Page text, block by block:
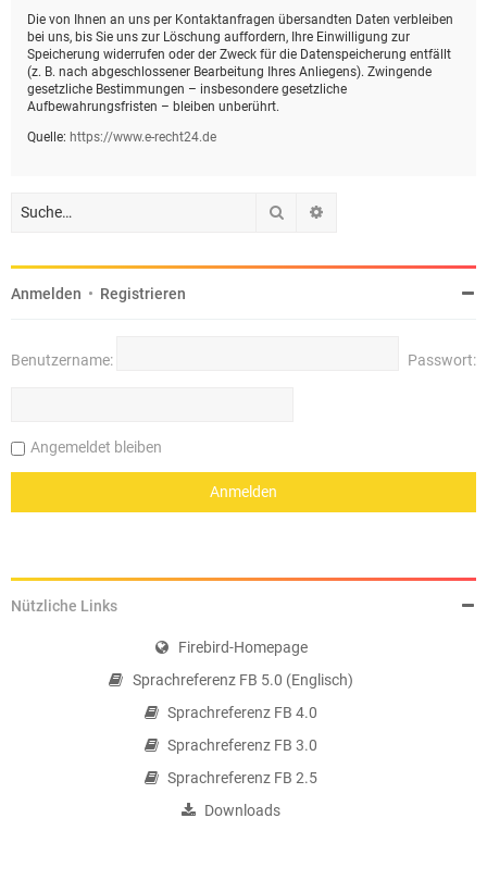
Die von Ihnen an uns per Kontaktanfragen übersandten Daten verbleiben
bei uns, bis Sie uns zur Löschung auffordern, Ihre Einwilligung zur
Speicherung widerrufen oder der Zweck für die Datenspeicherung entfällt
(z. B. nach abgeschlossener Bearbeitung Ihres Anliegens). Zwingende
gesetzliche Bestimmungen – insbesondere gesetzliche
Aufbewahrungsfristen – bleiben unberührt.
Quelle: https://www.e-recht24.de
Suche
Anmelden • Registrieren
Benutzername: Passwort:
Angemeldet bleiben
Nützliche Links
Firebird-Homepage
Sprachreferenz FB 5.0 (Englisch)
Sprachreferenz FB 4.0
Sprachreferenz FB 3.0
Sprachreferenz FB 2.5
Downloads